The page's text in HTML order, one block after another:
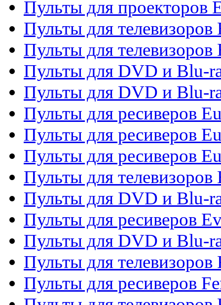
Пульты для проекторов
Пульты для телевизоров
Пульты для телевизоров
Пульты для DVD и Blu-
Пульты для DVD и Blu-
Пульты для ресиверов
Пульты для ресиверов
Пульты для ресиверов
Пульты для телевизоров
Пульты для DVD и Blu-
Пульты для ресиверов
Пульты для DVD и Blu-
Пульты для телевизоров
Пульты для ресиверов